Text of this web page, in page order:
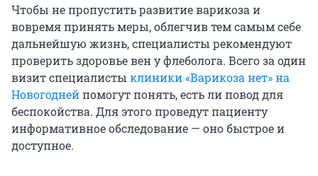
Чтобы не пропустить развитие варикоза и
вовремя принять меры, облегчив тем самым себе
дальнейшую жизнь, специалисты рекомендуют
проверить здоровье вен у флеболога. Всего за один
визит специалисты клиники «Варикоза нет» на
Новогоднейпомогут понять, есть ли повод для
беспокойства. Для этого проведут пациенту
информативное обследование — оно быстрое и
доступное.